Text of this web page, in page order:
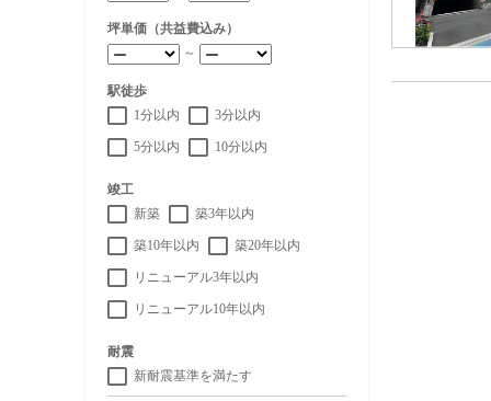
坪単価（共益費込み）
～
駅徒歩
1分以内
3分以内
5分以内 10分以内
竣工
新築
築3年以内
築10年以内 築20年以内
リニューアル3年以内
リニューアル10年以内
耐震
新耐震基準を満たす